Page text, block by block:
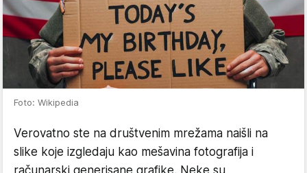
Foto: Wikipedia
Verovatno ste na društvenim mrežama naišli na
slike koje izgledaju kao mešavina fotografija i
računarski generisane grafike. Neke su